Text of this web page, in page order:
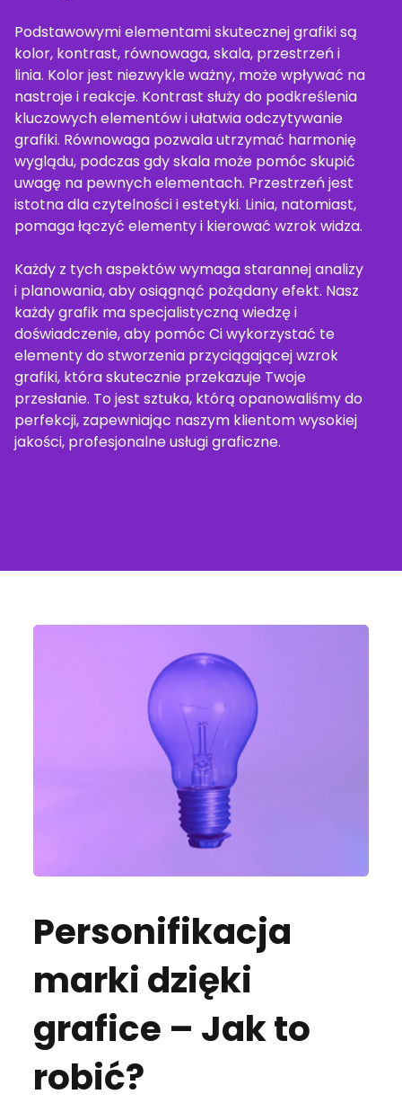
Podstawowymi elementami skutecznej grafiki są
kolor, kontrast, równowaga, skala, przestrzeń i
linia. Kolor jest niezwykle ważny, może wpływać na
nastroje i reakcje. Kontrast służy do podkreślenia
kluczowych elementów i ułatwia odczytywanie
grafiki. Równowaga pozwala utrzymać harmonię
wyglądu, podczas gdy skala może pomóc skupić
uwagę na pewnych elementach. Przestrzeń jest
istotna dla czytelności i estetyki. Linia, natomiast,
pomaga łączyć elementy i kierować wzrok widza.
Każdy z tych aspektów wymaga starannej analizy
i planowania, aby osiągnąć pożądany efekt. Nasz
każdy grafik ma specjalistyczną wiedzę i
doświadczenie, aby pomóc Ci wykorzystać te
elementy do stworzenia przyciągającej wzrok
grafiki, która skutecznie przekazuje Twoje
przesłanie. To jest sztuka, którą opanowaliśmy do
perfekcji, zapewniając naszym klientom wysokiej
jakości, profesjonalne usługi graficzne.
Personifikacja
marki dzięki
grafice – Jak to
robić?